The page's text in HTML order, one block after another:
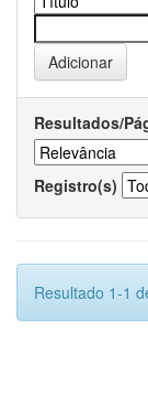
Resultados/
Registro(s)
Resultado 1-1